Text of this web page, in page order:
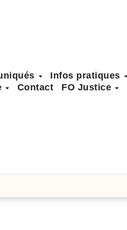
Infos pratiques
Contact FO Justice